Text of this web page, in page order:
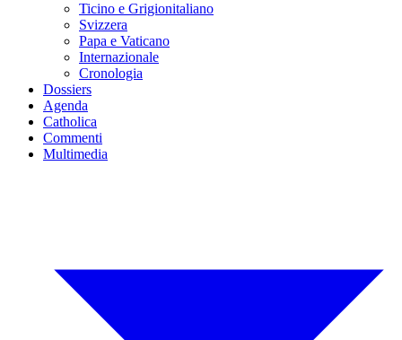
Ticino e Grigionitaliano
Svizzera
Papa e Vaticano
Internazionale
Cronologia
Dossiers
Agenda
Catholica
Commenti
Multimedia